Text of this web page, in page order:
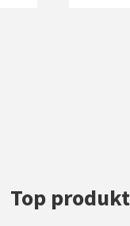
Top